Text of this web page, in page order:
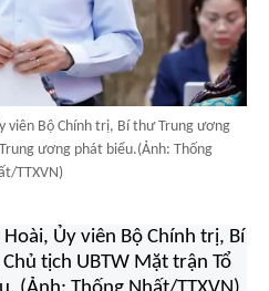
viên Bộ Chính trị, Bí thư Trung ương
ương phát biểu.(Ảnh: Thống
TTXVN)